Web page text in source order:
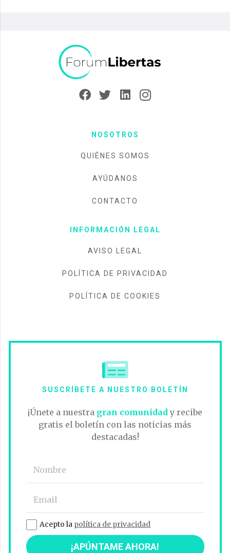
NOSOTROS
QUIÉNES SOMOS
AYÚDANOS
CONTACTO
INFORMACIÓN LEGAL
AVISO LEGAL
POLÍTICA DE PRIVACIDAD
POLÍTICA DE COOKIES
SUSCRÍBETE A NUESTRO BOLETÍN
¡Únete a nuestra gran comunidady recibe
gratis el boletín con las noticias más
destacadas!
Acepto la política de privacidad